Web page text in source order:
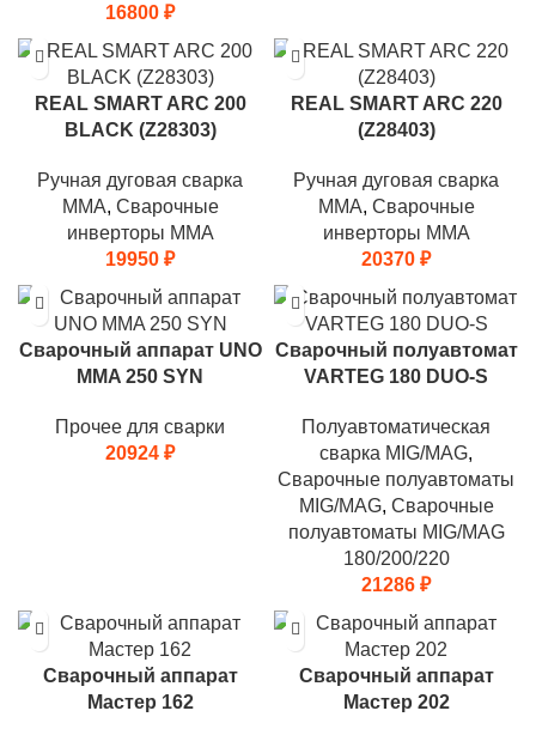
16800 ₽
REAL SMART ARC 200
BLACK (Z28303)
Ручная дуговая сварка
MMA, Сварочные
инверторы MMA
19950 ₽
REAL SMART ARC 220
(Z28403)
Ручная дуговая сварка
MMA, Сварочные
инверторы MMA
20370 ₽
Сварочный аппарат UNO
MMA 250 SYN
Прочее для сварки
20924 ₽
Сварочный полуавтомат
VARTEG 180 DUO-S
Полуавтоматическая
сварка MIG/MAG,
Сварочные полуавтоматы
MIG/MAG, Сварочные
полуавтоматы MIG/MAG
180/200/220
21286 ₽
Cварочный аппарат
Мастер 162
Сварочный аппарат
Мастер 202